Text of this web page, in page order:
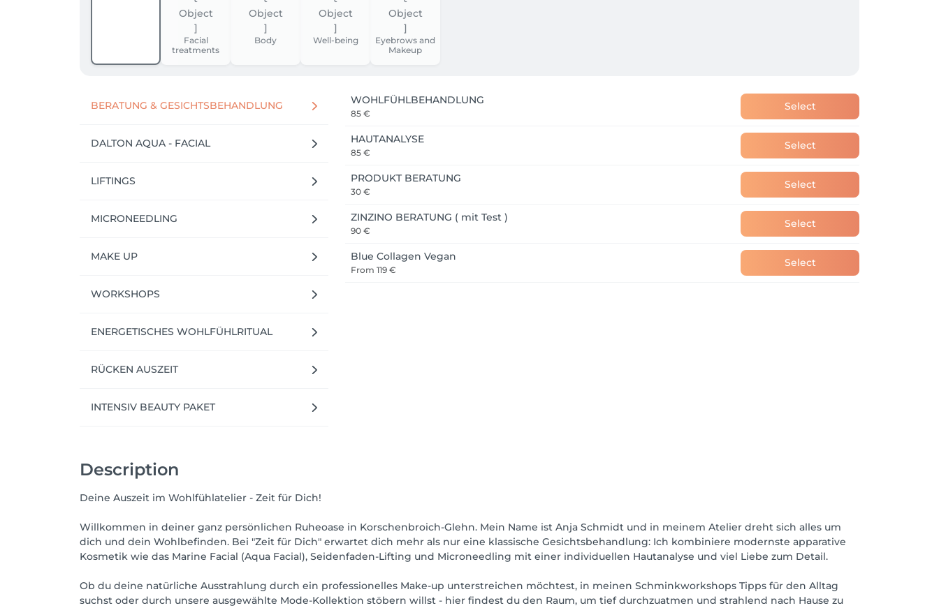
Facial
treatments
Body Well-being
Eyebrows and
Makeup
BERATUNG & GESICHTSBEHANDLUNG
DALTON AQUA - FACIAL
LIFTINGS
MICRONEEDLING
MAKE UP
WORKSHOPS
ENERGETISCHES WOHLFÜHLRITUAL
RÜCKEN AUSZEIT
INTENSIV BEAUTY PAKET
WOHLFÜHLBEHANDLUNG
85 €
Select
HAUTANALYSE
85 €
Select
PRODUKT BERATUNG
30 €
Select
ZINZINO BERATUNG ( mit Test )
90 €
Select
Blue Collagen Vegan
From 119 €
Select
Description
Deine Auszeit im Wohlfühlatelier - Zeit für Dich!
Willkommen in deiner ganz persönlichen Ruheoase in Korschenbroich-Glehn. Mein Name ist Anja Schmidt und in meinem Atelier dreht sich alles um
dich und dein Wohlbefinden. Bei "Zeit für Dich" erwartet dich mehr als nur eine klassische Gesichtsbehandlung: Ich kombiniere modernste apparative
Kosmetik wie das Marine Facial (Aqua Facial), Seidenfaden-Lifting und Microneedling mit einer individuellen Hautanalyse und viel Liebe zum Detail.
Ob du deine natürliche Ausstrahlung durch ein professionelles Make-up unterstreichen möchtest, in meinen Schminkworkshops Tipps für den Alltag
suchst oder durch unsere ausgewählte Mode-Kollektion stöbern willst - hier findest du den Raum, um tief durchzuatmen und strahlend nach Hause zu